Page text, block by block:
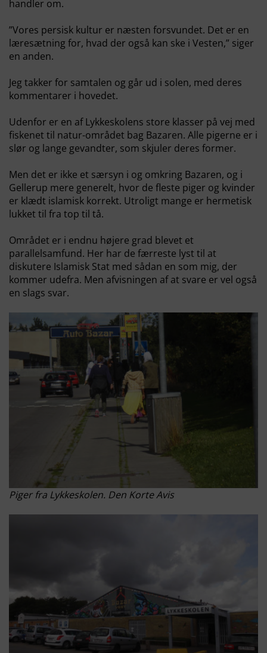
handler om.
”Vores persisk kultur er næsten forsvundet. Det er en
læresætning for, hvad der også kan ske i Vesten,” siger
en anden.
Jeg takker for samtalen og går ud i solen, med deres
kommentarer i hovedet.
Udenfor er en af Lykkeskolens store klasser på vej med
fiskenet til natur-området bag Bazaren. Alle pigerne er i
slør og lange gevandter, som skjuler deres former.
Men det er ikke et særsyn i og omkring Bazaren, og i
Gellerup mere generelt, hvor de fleste piger og kvinder
er klædt islamisk korrekt. Utroligt mange er hermetisk
lukket til fra top til tå.
Området er i endnu højere grad blevet et
parallelsamfund. Her har de færreste lyst til at
diskutere Islamisk Stat med sådan en som mig, der
kommer udefra. Men afvisningen af at svare er vel også
en slags svar.
Piger fra Lykkeskolen. Den Korte Avis